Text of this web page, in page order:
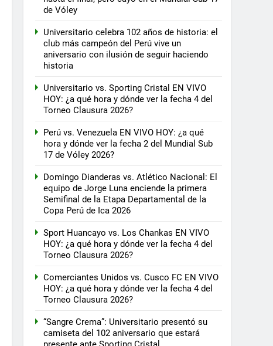
de Vóley
Universitario celebra 102 años de historia: el
club más campeón del Perú vive un
aniversario con ilusión de seguir haciendo
historia
Universitario vs. Sporting Cristal EN VIVO
HOY: ¿a qué hora y dónde ver la fecha 4 del
Torneo Clausura 2026?
Perú vs. Venezuela EN VIVO HOY: ¿a qué
hora y dónde ver la fecha 2 del Mundial Sub
17 de Vóley 2026?
Domingo Dianderas vs. Atlético Nacional: El
equipo de Jorge Luna enciende la primera
Semifinal de la Etapa Departamental de la
Copa Perú de Ica 2026
Sport Huancayo vs. Los Chankas EN VIVO
HOY: ¿a qué hora y dónde ver la fecha 4 del
Torneo Clausura 2026?
Comerciantes Unidos vs. Cusco FC EN VIVO
HOY: ¿a qué hora y dónde ver la fecha 4 del
Torneo Clausura 2026?
“Sangre Crema”: Universitario presentó su
camiseta del 102 aniversario que estará